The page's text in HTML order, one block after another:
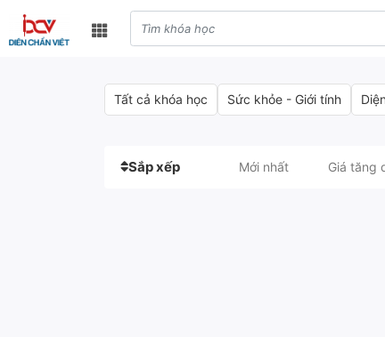
Tất cả khóa học Sức khỏe - Giới tính
Sắp xếp Mới nhất Giá tăng